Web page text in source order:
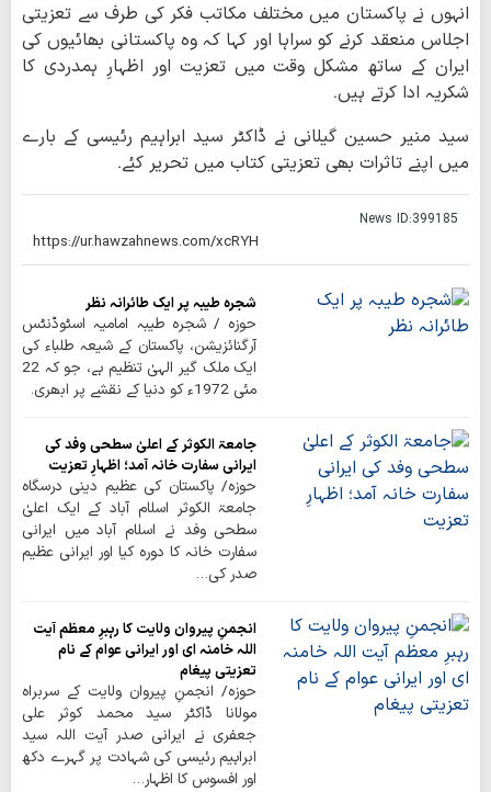
انہوں نے پاکستان میں مختلف مکاتب فکر کی طرف سے تعزیتی
اجلاس منعقد کرنے کو سراہا اور کہا کہ وہ پاکستانی بھائیوں کی
ایران کے ساتھ مشکل وقت میں تعزیت اور اظہارِ ہمدردی کا
شکریہ ادا کرتے ہیں۔
سید منیر حسین گیلانی نے ڈاکٹر سید ابراہیم رئیسی کے بارے
میں اپنے تاثرات بھی تعزیتی کتاب میں تحریر کئے۔
News ID:399185
شجرہ طیبہ پر ایک طائرانہ نظر
حوزہ / شجرہ طیبہ امامیہ اسٹوڈنٹس
آرگنائزیشن، پاکستان کے شیعہ طلباء کی
ایک ملک گیر الہیٰ تنظیم ہے، جو کہ 22
مئی 1972ء کو دنیا کے نقشے پر ابھری۔
جامعۃ الکوثر کے اعلیٰ سطحی وفد کی
ایرانی سفارت خانہ آمد؛ اظہارِ تعزیت
حوزہ/ پاکستان کی عظیم دینی درسگاہ
جامعۃ الکوثر اسلام آباد کے ایک اعلیٰ
سطحی وفد نے اسلام آباد میں ایرانی
سفارت خانہ کا دورہ کیا اور ایرانی عظیم
صدر کی…
انجمنِ پیروان ولایت کا رہبرِ معظم آیت
اللہ خامنہ ای اور ایرانی عوام کے نام
تعزیتی پیغام
حوزہ/ انجمنِ پیروان ولایت کے سربراہ
مولانا ڈاکٹر سید محمد کوثر علی
جعفری نے ایرانی صدر آیت اللہ سید
ابراہیم رئیسی کی شہادت پر گہرے دکھ
اور افسوس کا اظہار…